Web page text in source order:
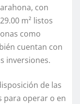
con
m² listos
como
cuentan con
inversiones.
de las
para operar o en